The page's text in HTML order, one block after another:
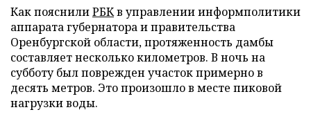
Как пояснилиРБКв управлении информполитики
аппарата губернатора и правительства
Оренбургской области, протяженность дамбы
составляет несколько километров. В ночь на
субботу был поврежден участок примерно в
десять метров. Это произошло в месте пиковой
нагрузки воды.